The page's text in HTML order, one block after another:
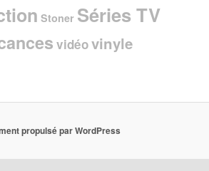
Stoner Séries TV
vidéovinyle
propulsé par WordPress